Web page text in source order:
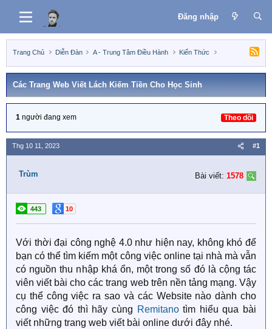
Đăng nhập
Trang Chủ Diễn Đàn A - Trung Tâm Điều Hành Kiến Thức
Các Trang Web Viết Lách Kiếm Tiền Cho Học Sinh
1 người đang xem Theo dõi
Thg 10 11, 2023 #1
Trùm Bài viết: 1578
443 10
Với thời đại công nghệ 4.0 như hiện nay, không khó để
bạn có thể tìm kiếm một công việc online tại nhà mà vẫn
có nguồn thu nhập khá ổn, một trong số đó là cộng tác
viên viết bài cho các trang web trên nền tảng mạng. Vậy
cụ thể công việc ra sao và các Website nào dành cho
công việc đó thì hãy cùng Remitano tìm hiểu qua bài
viết những trang web viết bài online dưới đây nhé.